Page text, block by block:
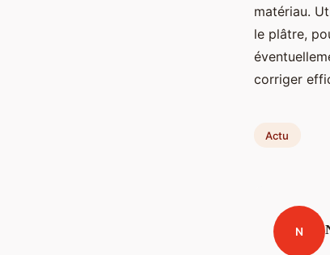
matériau.
le plâtre,
corriger
Actu
N